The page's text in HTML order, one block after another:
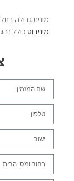
מונית גדולה
מיניבוסכולל נהג.